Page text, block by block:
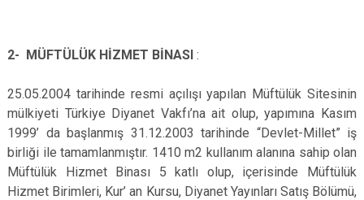
Evren
Güdül
Yenimahalle
2- MÜFTÜLÜK HİZMET BİNASI :
25.05.2004 tarihinde resmi açılışı yapılan Müftülük Sitesinin
mülkiyeti Türkiye Diyanet Vakfı’na ait olup, yapımına Kasım
1999’ da başlanmış 31.12.2003 tarihinde “Devlet-Millet” iş
birliği ile tamamlanmıştır. 1410 m2 kullanım alanına sahip olan
Müftülük Hizmet Binası 5 katlı olup, içerisinde Müftülük
Hizmet Birimleri, Kur’ an Kursu, Diyanet Yayınları Satış Bölümü,